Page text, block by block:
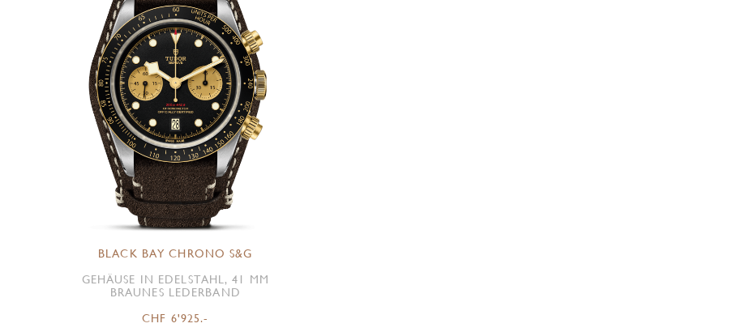
BLACK BAY CHRONO S&G
GEHÄUSE IN EDELSTAHL, 41 MM
BRAUNES LEDERBAND
CHF 6'925.-